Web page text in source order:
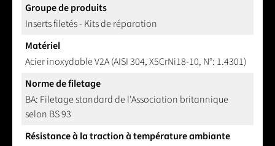
Groupe de produits
Inserts filetés - Kits de réparation
Matériel
Acier inoxydable V2A (AISI 304, X5CrNi18-10, N°: 1.4301)
Norme de filetage
BA: Filetage standard de l'Association britannique
selon BS 93
Résistance à la traction à température ambiante